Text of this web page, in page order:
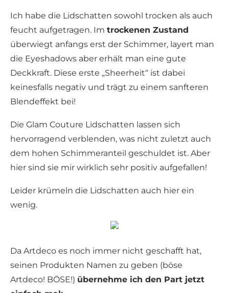
Ich habe die Lidschatten sowohl trocken als auch
feucht aufgetragen. Im trockenen Zustand
überwiegt anfangs erst der Schimmer, layert man
die Eyeshadows aber erhält man eine gute
Deckkraft. Diese erste „Sheerheit“ ist dabei
keinesfalls negativ und trägt zu einem sanfteren
Blendeffekt bei!
Die Glam Couture Lidschatten lassen sich
hervorragend verblenden, was nicht zuletzt auch
dem hohen Schimmeranteil geschuldet ist. Aber
hier sind sie mir wirklich sehr positiv aufgefallen!
Leider krümeln die Lidschatten auch hier ein
wenig.
Da Artdeco es noch immer nicht geschafft hat,
seinen Produkten Namen zu geben (böse
Artdeco! BÖSE!) übernehme ich den Part jetzt